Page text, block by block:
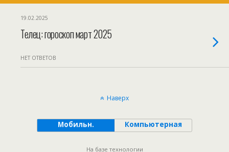
19.02.2025
Телец: гороскоп март 2025
НЕТ ОТВЕТОВ
Наверх
Мобильн. Компьютерная
На базе технологии